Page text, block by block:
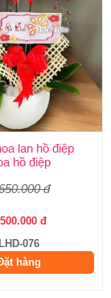
lan hồ điệp
hồ điệp
đ
đ
LHD-076
hàng